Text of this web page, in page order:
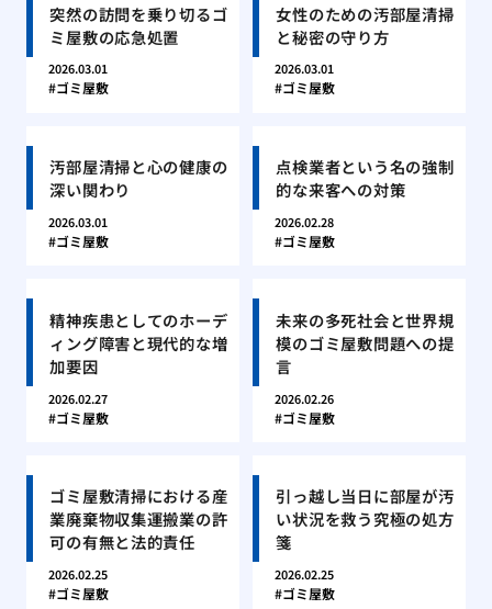
突然の訪問を乗り切るゴ
ミ屋敷の応急処置
2026.03.01
ゴミ屋敷
女性のための汚部屋清掃
と秘密の守り方
2026.03.01
ゴミ屋敷
汚部屋清掃と心の健康の
深い関わり
2026.03.01
ゴミ屋敷
点検業者という名の強制
的な来客への対策
2026.02.28
ゴミ屋敷
精神疾患としてのホーデ
ィング障害と現代的な増
加要因
2026.02.27
ゴミ屋敷
未来の多死社会と世界規
模のゴミ屋敷問題への提
言
2026.02.26
ゴミ屋敷
ゴミ屋敷清掃における産
業廃棄物収集運搬業の許
可の有無と法的責任
2026.02.25
ゴミ屋敷
引っ越し当日に部屋が汚
い状況を救う究極の処方
箋
2026.02.25
ゴミ屋敷